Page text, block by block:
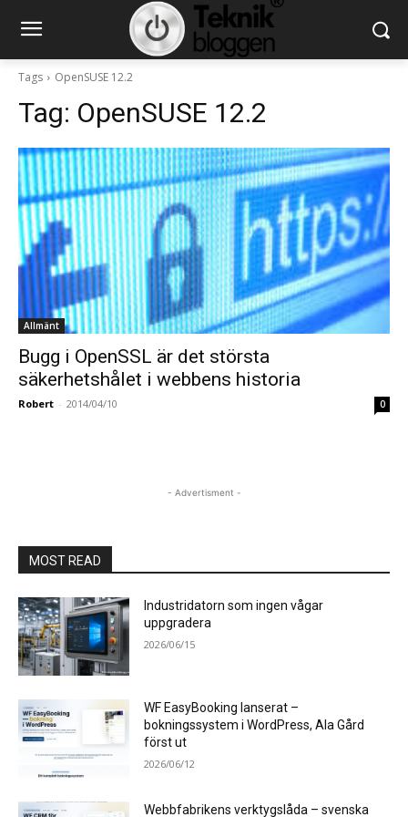
Tags OpenSUSE 12.2
Tag: OpenSUSE 12.2
Allmänt
Bugg i OpenSSL är det största
säkerhetshålet i webbens historia
Robert - 2014/04/10 0
- Advertisment -
MOST READ
Industridatorn som ingen vågar
uppgradera
2026/06/15
WF EasyBooking lanserat –
bokningssystem i WordPress, Ala Gård
först ut
2026/06/12
Webbfabrikens verktygslåda – svenska